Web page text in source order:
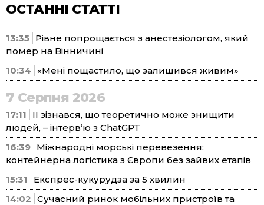
ОСТАННІ СТАТТІ
13:35 Рівне попрощається з анестезіологом, який
помер на Вінничині
10:34
«Мені пощастило, що залишився живим»
7 Серпня 2026
17:11
ІІ зізнався, що теоретично може знищити
людей, – інтерв’ю з ChatGPT
16:39 Міжнародні морські перевезення:
контейнерна логістика з Європи без зайвих етапів
15:31
Експрес-кукурудза за 5 хвилин
14:02 Сучасний ринок мобільних пристроїв та